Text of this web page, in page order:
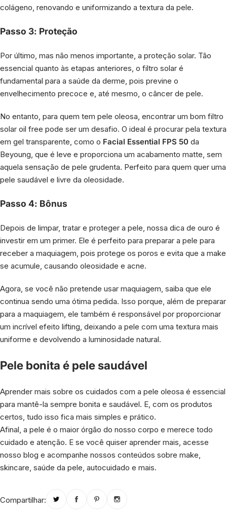
colágeno, renovando e uniformizando a textura da pele.
Passo 3: Proteção
Por último, mas não menos importante, a proteção solar. Tão
essencial quanto às etapas anteriores, o filtro solar é
fundamental para a saúde da derme, pois previne o
envelhecimento precoce e, até mesmo, o câncer de pele.
No entanto, para quem tem pele oleosa, encontrar um bom filtro
solar oil free pode ser um desafio. O ideal é procurar pela textura
em gel transparente, como o Facial Essential FPS 50 da
Beyoung, que é leve e proporciona um acabamento matte, sem
aquela sensação de pele grudenta. Perfeito para quem quer uma
pele saudável e livre da oleosidade.
Passo 4: Bônus
Depois de limpar, tratar e proteger a pele, nossa dica de ouro é
investir em um primer. Ele é perfeito para preparar a pele para
receber a maquiagem, pois protege os poros e evita que a make
se acumule, causando oleosidade e acne.
Agora, se você não pretende usar maquiagem, saiba que ele
continua sendo uma ótima pedida. Isso porque, além de preparar
para a maquiagem, ele também é responsável por proporcionar
um incrível efeito lifting, deixando a pele com uma textura mais
uniforme e devolvendo a luminosidade natural.
Pele bonita é pele saudável
Aprender mais sobre os cuidados com a pele oleosa é essencial
para mantê-la sempre bonita e saudável. E, com os produtos
certos, tudo isso fica mais simples e prático.
Afinal, a pele é o maior órgão do nosso corpo e merece todo
cuidado e atenção. E se você quiser aprender mais, acesse
nosso blog e acompanhe nossos conteúdos sobre make,
skincare, saúde da pele, autocuidado e mais.
Compartilhar: